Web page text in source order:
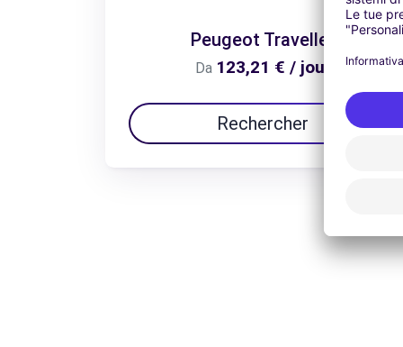
Peugeot Traveller
Da 123,21 € / jour
Rechercher